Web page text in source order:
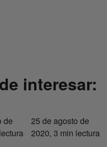
interesar:
de
25 de agosto de
2020, 3 min lectura